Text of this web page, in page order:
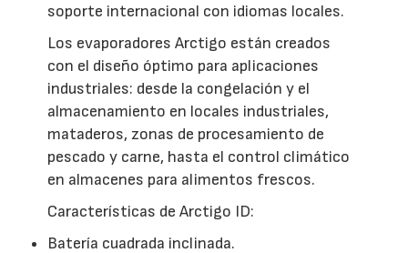
soporte internacional con idiomas locales.
Los evaporadores Arctigo están creados
con el diseño óptimo para aplicaciones
industriales: desde la congelación y el
almacenamiento en locales industriales,
mataderos, zonas de procesamiento de
pescado y carne, hasta el control climático
en almacenes para alimentos frescos.
Características de Arctigo ID:
Batería cuadrada inclinada.